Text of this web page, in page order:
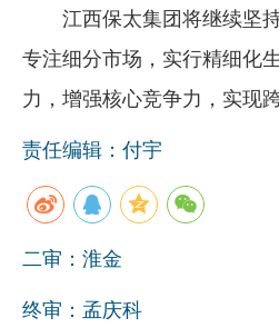
江西保太集团将继续坚
专注细分市场，实行精细化
力，增强核心竞争力，实现
责任编辑：付宇
二审：淮金
终审：孟庆科